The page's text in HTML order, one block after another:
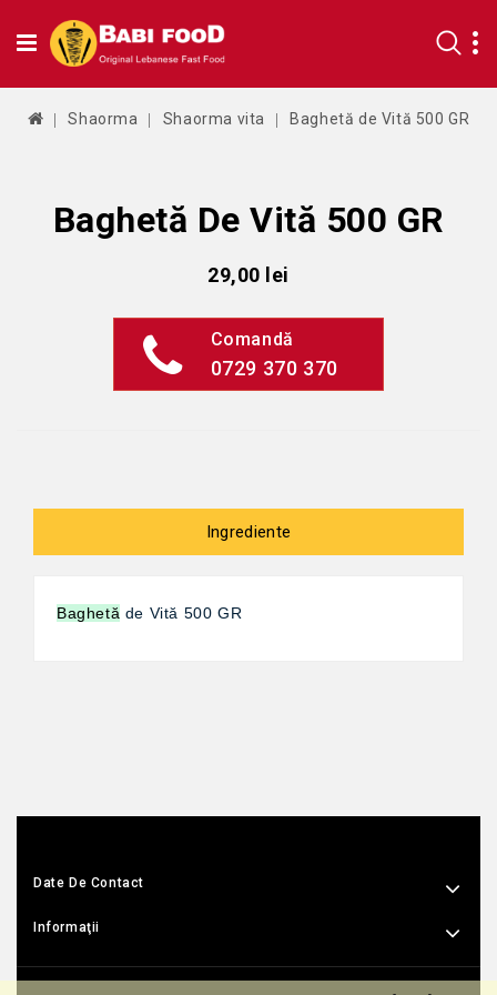
Shaorma Shaorma vita Baghetă de Vită 500 GR
Baghetă De Vită 500 GR
29,00 lei
Comandă
0729 370 370
Ingrediente
Baghetă de Vită 500 GR
Date De Contact
Informaţii